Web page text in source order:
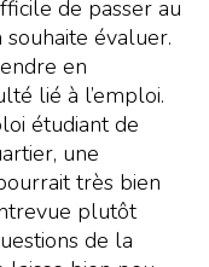
de passer au
évaluer.
en
lié à l’emploi.
étudiant de
une
très bien
plutôt
de la